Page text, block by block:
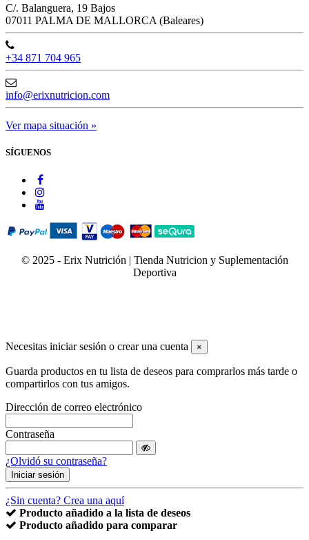
C/. Balanguera, 19 Bajos
07011 PALMA DE MALLORCA (Baleares)
+34 871 704 965
info@erixnutricion.com
Ver mapa situación »
SÍGUENOS
© 2025 - Erix Nutrición | Tienda Nutricion y Suplementación
Deportiva
Necesitas iniciar sesión o crear una cuenta ×
Guarda productos en tu lista de deseos para comprarlos más tarde o
compartirlos con tus amigos.
Dirección de correo electrónico
Contraseña
¿Olvidó su contraseña?
Iniciar sesión
¿Sin cuenta? Crea una aquí
Producto añadido a la lista de deseos
Producto añadido para comparar